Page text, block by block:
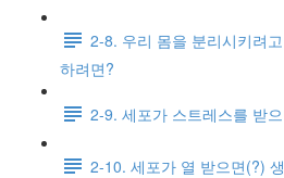
2-8. 우리 몸을 분리시키려
하려면?
2-9. 세포가 스트레스를 받
2-10. 세포가 열 받으면(?)